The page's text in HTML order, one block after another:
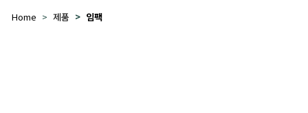
Home 제품 임팩